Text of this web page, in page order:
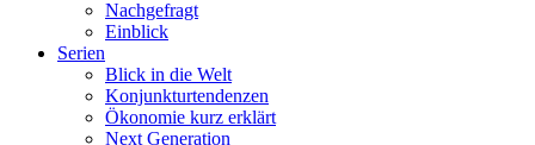
Nachgefragt
Einblick
Serien
Blick in die Welt
Konjunkturtendenzen
Ökonomie kurz erklärt
Next Generation